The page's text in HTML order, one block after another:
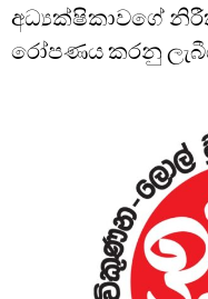
අධ්‍යක්ෂිකාවගේ
රෝපණය කරනු